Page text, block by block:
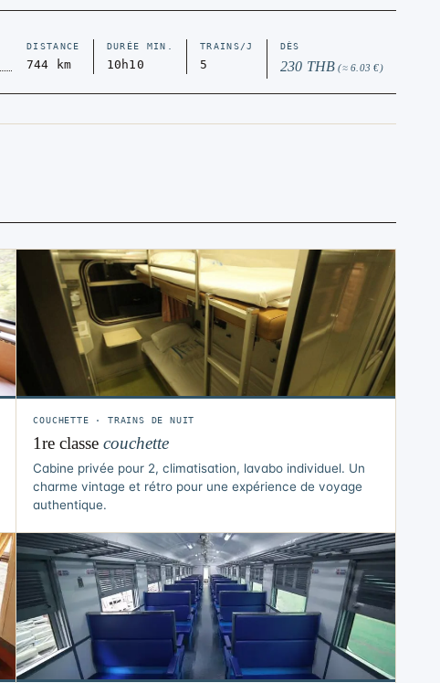
DISTANCE
744 km
DURÉE MIN.
10h10
TRAINS/J
5
DÈS
230 THB (≈ 6.03 €)
COUCHETTE · TRAINS DE NUIT
1re classecouchette
Cabine privée pour 2, climatisation, lavabo individuel. Un
charme vintage et rétro pour une expérience de voyage
authentique.